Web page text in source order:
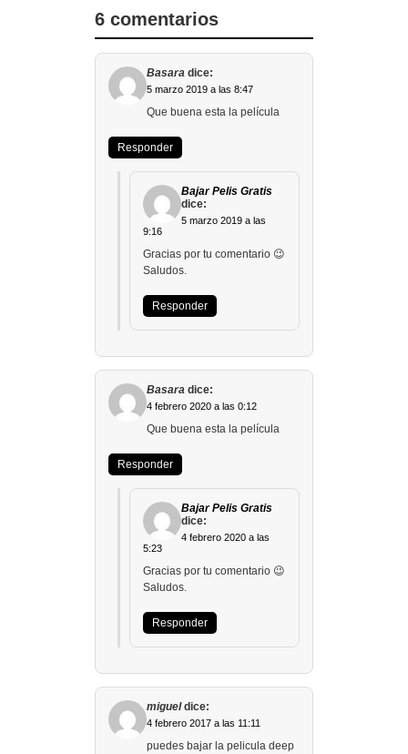
6 comentarios
Basara dice:
5 marzo 2019 a las 8:47
Que buena esta la película
Responder
Bajar Pelis Gratis
dice:
5 marzo 2019 a las
9:16
Gracias por tu comentario 😉
Saludos.
Responder
Basara dice:
4 febrero 2020 a las 0:12
Que buena esta la película
Responder
Bajar Pelis Gratis
dice:
4 febrero 2020 a las
5:23
Gracias por tu comentario 😉
Saludos.
Responder
miguel dice:
4 febrero 2017 a las 11:11
puedes bajar la pelicula deep